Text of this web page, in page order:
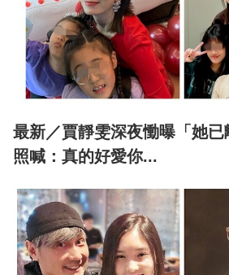
最新／賈靜雯深夜慟曝「她
照喊：真的好愛你...